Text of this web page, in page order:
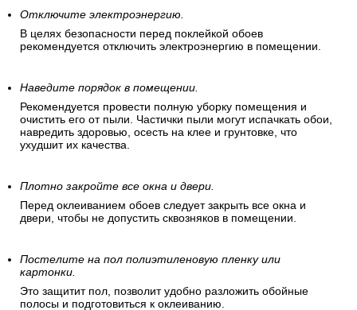
Отключите электроэнергию.
В целях безопасности перед поклейкой обоев
рекомендуется отключить электроэнергию в помещении.
Наведите порядок в помещении.
Рекомендуется провести полную уборку помещения и
очистить его от пыли. Частички пыли могут испачкать обои,
навредить здоровью, осесть на клее и грунтовке, что
ухудшит их качества.
Плотно закройте все окна и двери.
Перед оклеиванием обоев следует закрыть все окна и
двери, чтобы не допустить сквозняков в помещении.
Постелите на пол полиэтиленовую пленку или
картонки.
Это защитит пол, позволит удобно разложить обойные
полосы и подготовиться к оклеиванию.